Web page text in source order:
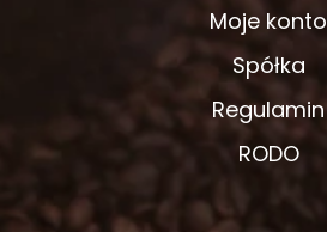
Moje konto
Spółka
Regulamin
RODO